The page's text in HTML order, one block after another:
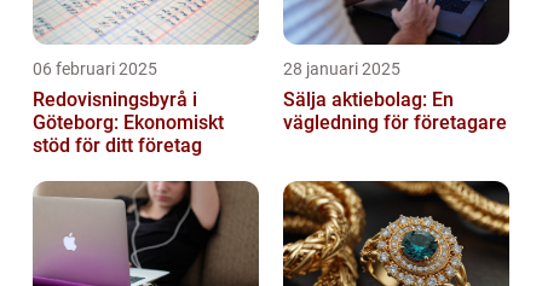
06 februari 2025
Redovisningsbyrå i
Göteborg: Ekonomiskt
stöd för ditt företag
28 januari 2025
Sälja aktiebolag: En
vägledning för företagare